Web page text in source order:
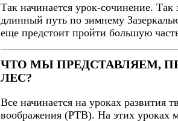
Так начинается урок-сочинение. Так
длинный путь по зимнему
еще предстоит пройти большую
ЧТО МЫ ПРЕДСТАВЛЯЕМ,
ЛЕС?
Все начинается на уроках развития
воображения (РТВ). На этих уроках